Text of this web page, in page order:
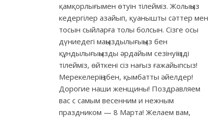
қамқорлығымен өтуін тілейміз. Жолыңыз
кедергілер азайып, қуанышты сәттер мен
тосын сыйларға толы болсын. Сізге осы
дүниедегі маңыздылығыңыз бен
құндылығыңызды әрдайым сезінуіңізді
тілейміз, өйткені сіз нағыз ғажайыпсыз!
Мерекелеріңізбен, қымбатты әйелдер!
Дорогие наши женщины! Поздравляем
вас с самым весенним и нежным
праздником — 8 Марта! Желаем вам,